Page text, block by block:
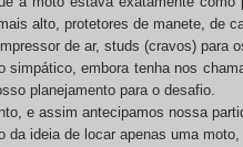
alto, protetores de manete, de
de ar, studs (cravos) para
simpático, embora tenha nos
planejamento para o desafio.
e assim antecipamos nossa
da ideia de locar apenas uma